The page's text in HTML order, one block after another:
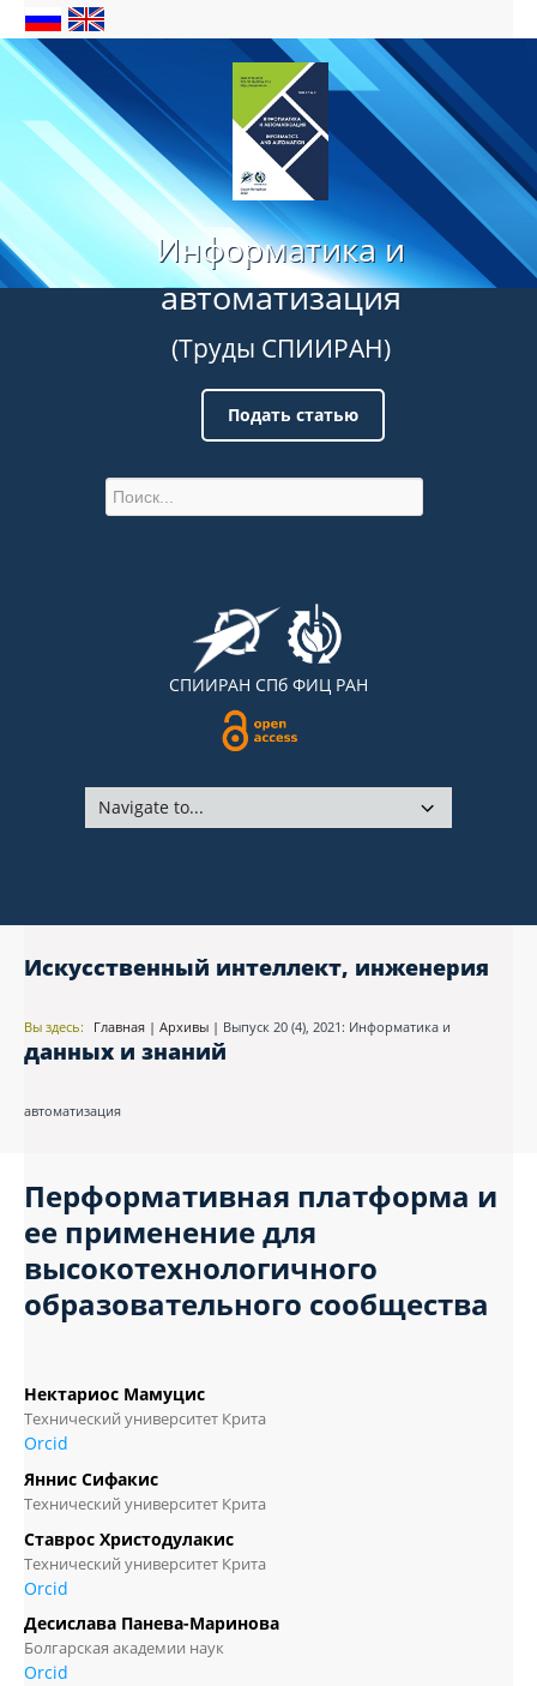
Информатика и
автоматизация
(Труды СПИИРАН)
Подать статью
СПИИРАН СПб ФИЦ РАН
Искусственный интеллект, инженерия
данных и знаний
Вы здесь: Главная | Архивы | Выпуск 20 (4), 2021: Информатика и
автоматизация
Перформативная платформа и
ее применение для
высокотехнологичного
образовательного сообщества
Нектариос Мамуцис
Технический университет Крита
Orcid
Яннис Сифакис
Технический университет Крита
Ставрос Христодулакис
Технический университет Крита
Orcid
Десислава Панева-Маринова
Болгарская академии наук
Orcid